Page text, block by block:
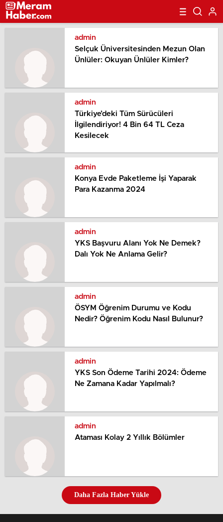
admin
Selçuk Üniversitesinden Mezun Olan
Ünlüler: Okuyan Ünlüler Kimler?
admin
Türkiye’deki Tüm Sürücüleri
İlgilendiriyor! 4 Bin 64 TL Ceza
Kesilecek
admin
Konya Evde Paketleme İşi Yaparak
Para Kazanma 2024
admin
YKS Başvuru Alanı Yok Ne Demek?
Dalı Yok Ne Anlama Gelir?
admin
ÖSYM Öğrenim Durumu ve Kodu
Nedir? Öğrenim Kodu Nasıl Bulunur?
admin
YKS Son Ödeme Tarihi 2024: Ödeme
Ne Zamana Kadar Yapılmalı?
admin
Ataması Kolay 2 Yıllık Bölümler
Daha Fazla Haber Yükle